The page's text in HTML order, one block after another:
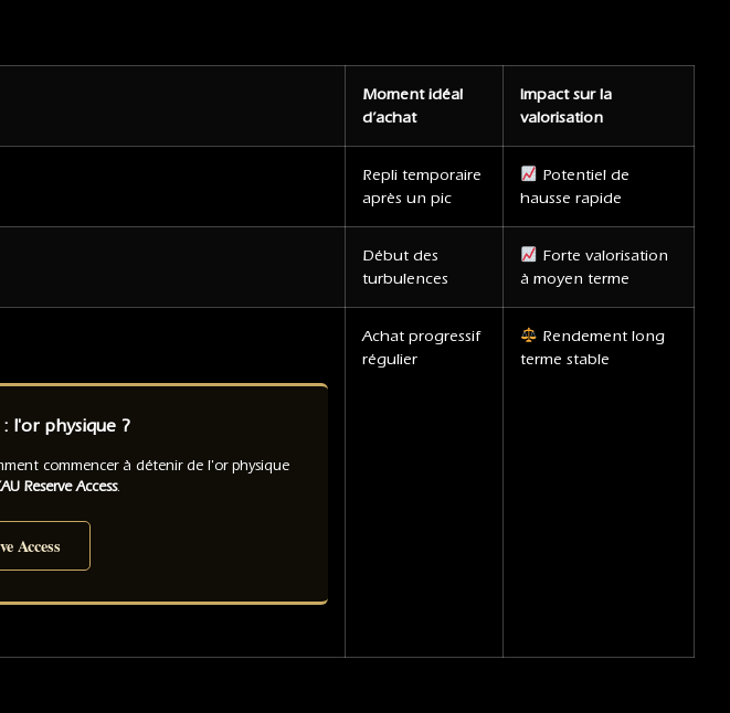
Moment idéal
d’achat
Impact sur la
valorisation
Repli temporaire
après un pic
Potentiel de
hausse rapide
Début des
turbulences
Forte valorisation
à moyen terme
l'or physique ?
commencer à détenir de l'or physique
Reserve Access.
Access
Achat progressif
régulier
Rendement long
terme stable